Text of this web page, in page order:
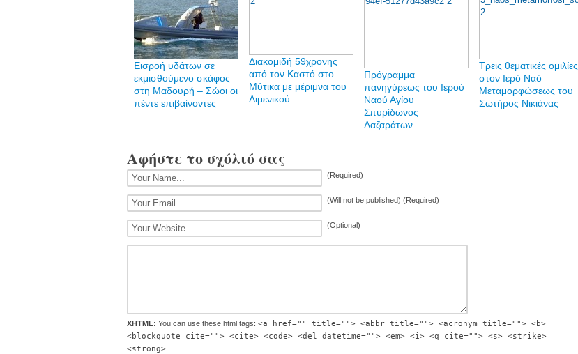
Εισροή υδάτων σε
εκμισθούμενο σκάφος
στη Μαδουρή – Σώοι οι
πέντε επιβαίνοντες
Διακομιδή 59χρονης
από τον Καστό στο
Μύτικα με μέριμνα του
Λιμενικού
Πρόγραμμα
πανηγύρεως του Ιερού
Ναού Αγίου
Σπυρίδωνος
Λαζαράτων
Τρεις θεματικές ομιλίες
στον Ιερό Ναό
Μεταμορφώσεως του
Σωτήρος Νικιάνας
Αφήστε το σχόλιό σας
(Required)
(Will not be published) (Required)
(Optional)
XHTML: You can use these html tags: <a href="" title=""> <abbr title=""> <acronym title=""> <b>
<blockquote cite=""> <cite> <code> <del datetime=""> <em> <i> <q cite=""> <s> <strike>
<strong>